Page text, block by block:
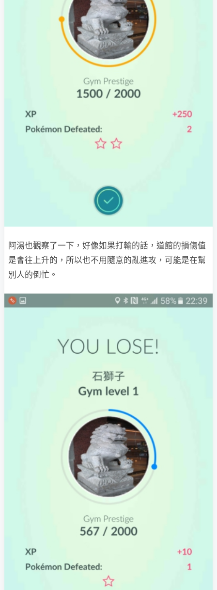
阿湯也觀察了一下，好像如果打輸的話，道館的損傷值
是會往上升的，所以也不用隨意的亂進攻，可能是在幫
別人的倒忙。